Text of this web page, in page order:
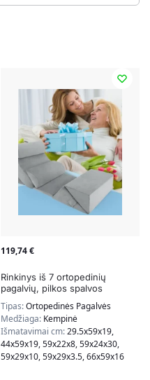
119,74€
Rinkinys iš 7 ortopedinių
pagalvių, pilkos spalvos
Tipas:Ortopedinės Pagalvės
Medžiaga: Kempinė
Išmatavimai cm:29.5x59x19,
44x59x19, 59x22x8, 59x24x30,
59x29x10, 59x29x3.5, 66x59x16